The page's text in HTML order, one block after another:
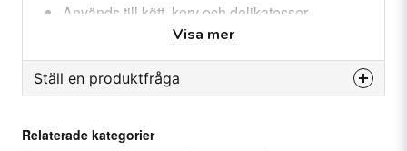
Används till kött, korv och delikatesser
Servering över disk
Fjärrversion
Fläktassisterad kylning
Polyuretaninjicerad kropp
Visa mer
Ställ en produktfråga
Fråga oss något om denna produkten...
Relaterade kategorier